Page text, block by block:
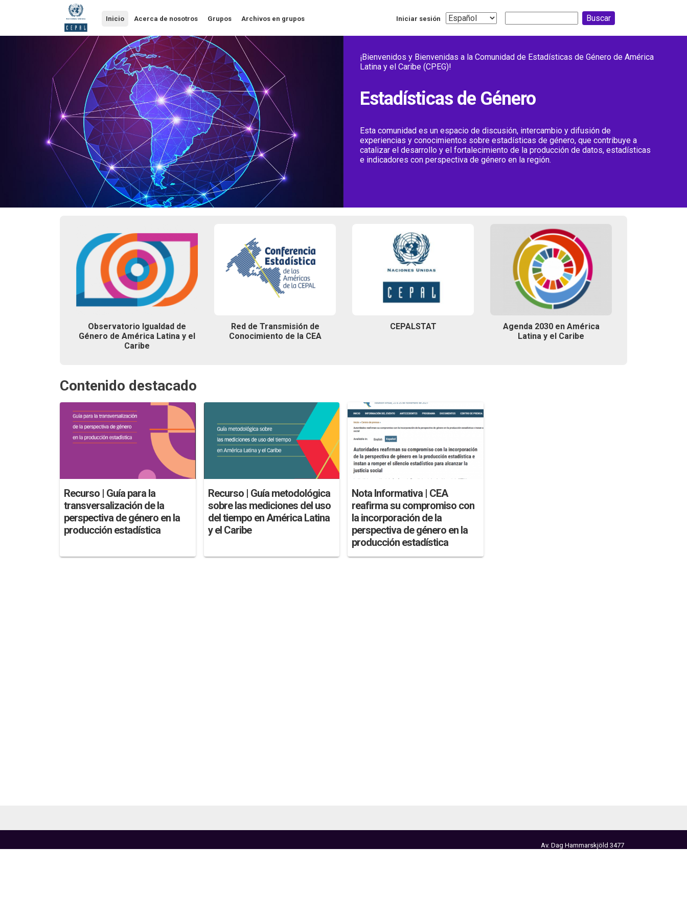
principal
Inicio Acerca de nosotros Grupos Archivos en grupos Iniciar sesión
Select
your
language
¡Bienvenidos y Bienvenidas a la Comunidad de Estadísticas de Género de América
Latina y el Caribe (CPEG)!
Estadísticas de Género
Esta comunidad es un espacio de discusión, intercambio y difusión de
experiencias y conocimientos sobre estadísticas de género, que contribuye a
catalizar el desarrollo y el fortalecimiento de la producción de datos, estadísticas
e indicadores con perspectiva de género en la región.
Observatorio Igualdad de
Género de América Latina y el
Caribe
Red de Transmisión de
Conocimiento de la CEA
CEPALSTAT
Agenda 2030 en América
Latina y el Caribe
Contenido destacado
Recurso | Guía para la
transversalización de la
perspectiva de género en la
producción estadística
Recurso | Guía metodológica
sobre las mediciones del uso
del tiempo en América Latina
y el Caribe
Nota Informativa | CEA
reafirma su compromiso con
la incorporación de la
perspectiva de género en la
producción estadística
Av. Dag Hammarskjöld 3477